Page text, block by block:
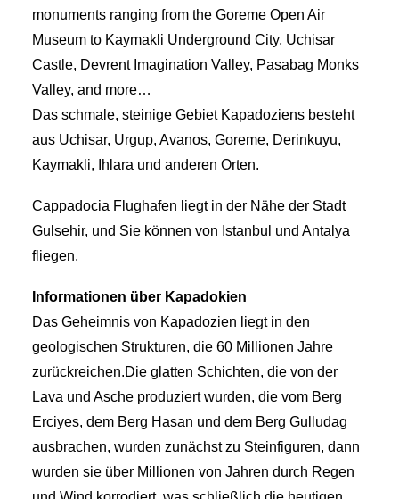
monuments ranging from the Goreme Open Air
Museum to Kaymakli Underground City, Uchisar
Castle, Devrent Imagination Valley, Pasabag Monks
Valley, and more…
Das schmale, steinige Gebiet Kapadoziens besteht
aus Uchisar, Urgup, Avanos, Goreme, Derinkuyu,
Kaymakli, Ihlara und anderen Orten.
Cappadocia Flughafen liegt in der Nähe der Stadt
Gulsehir, und Sie können von Istanbul und Antalya
fliegen.
Informationen über Kapadokien
Das Geheimnis von Kapadozien liegt in den
geologischen Strukturen, die 60 Millionen Jahre
zurückreichen.Die glatten Schichten, die von der
Lava und Asche produziert wurden, die vom Berg
Erciyes, dem Berg Hasan und dem Berg Gulludag
ausbrachen, wurden zunächst zu Steinfiguren, dann
wurden sie über Millionen von Jahren durch Regen